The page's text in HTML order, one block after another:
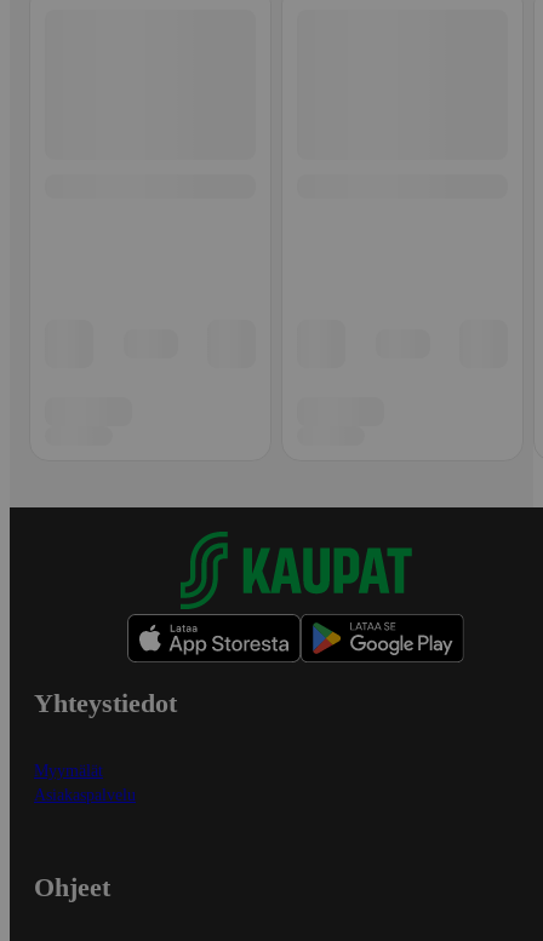
Yhteystiedot
Myymälät
Asiakaspalvelu
Ohjeet